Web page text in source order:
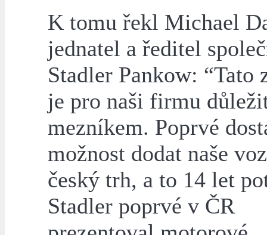
K tomu řekl Michael
jednatel a ředitel
Stadler Pankow: “Tato
je pro naši firmu
mezníkem. Poprvé
možnost dodat naše
český trh, a to 14 let
Stadler poprvé v ČR